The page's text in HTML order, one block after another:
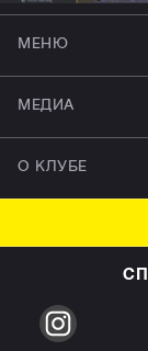
МЕНЮ
МЕДИА
О КЛУБЕ